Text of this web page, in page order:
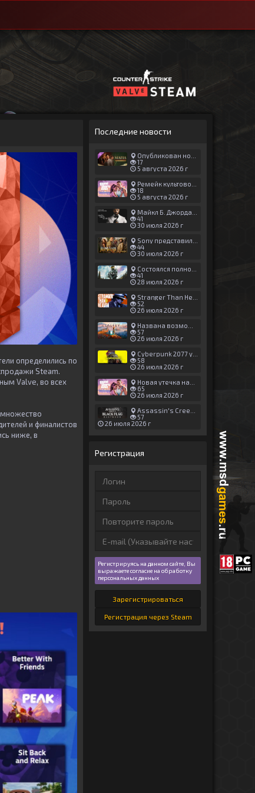
определились по
Steam.
Valve, во всех
и финалистов
ниже, в
Последние новости
Опубликован новый геймплей Man of Honor для Mafia: The Old Country
17
5 августа 2026 г
Ремейк культовой японской игры задержали ради выхода GTA 6
18
5 августа 2026 г
Майкл Б. Джордан сыграл главную роль в новой «Афере Томаса Крауна»
41
30 июля 2026 г
Sony представила трейлер новой части «Джуманджи»
44
30 июля 2026 г
Состоялся полноценный релиз Halo: Campaign Evolved
41
28 июля 2026 г
Stranger Than Heaven получила новый трейлер с акцентом на жестокие драки
52
26 июля 2026 г
Названа возможная дата выхода God of War: Laufey — 16 февраля 2027 года
57
26 июля 2026 г
Cyberpunk 2077 установила новый рекорд: 1,5 млрд загрузок модов, в топе — контент 18+
58
26 июля 2026 г
Новая утечка намекает на выход третьего трейлера GTA 6 уже 7 августа
65
26 июля 2026 г
Assassin's Creed Black Flag Resynced может позаимствовать систему испытаний у Mirage
57
26 июля 2026 г
Регистрация
Регистрируясь на данном сайте, Вы
выражаете согласие на обработку
персональных данных
Зарегистрироваться
Регистрация через Steam